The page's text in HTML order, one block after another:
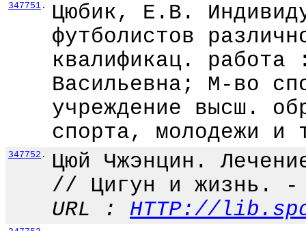
347751 .
Цюбик, Е.В.
футболистов
квалификац.
Васильевна; М-во
учреждение высш.
спорта, молодежи
347752 .
Цюй Чжэнцин.
// Цигун и жизнь.
URL : HTTP://